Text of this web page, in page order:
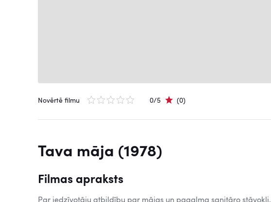
Novērtē filmu 0/5 (0)
Tava māja (1978)
Filmas apraksts